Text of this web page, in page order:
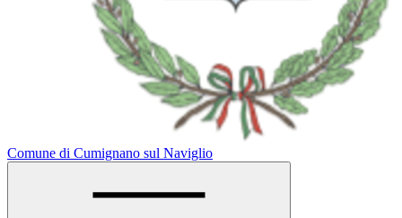
Comune di Cumignano sul Naviglio